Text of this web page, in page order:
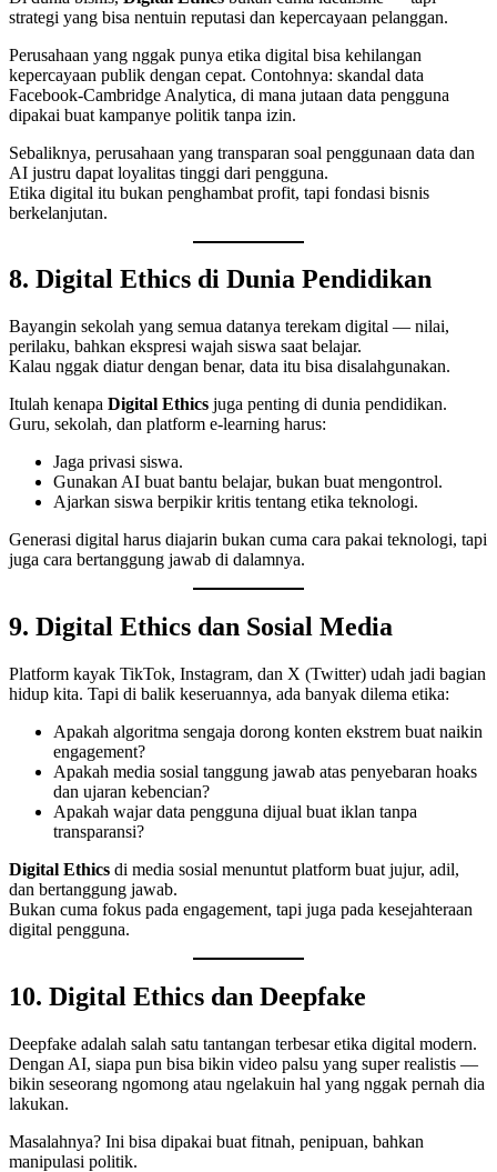
strategi yang bisa nentuin reputasi dan kepercayaan pelanggan.
Perusahaan yang nggak punya etika digital bisa kehilangan
kepercayaan publik dengan cepat. Contohnya: skandal data
Facebook-Cambridge Analytica, di mana jutaan data pengguna
dipakai buat kampanye politik tanpa izin.
Sebaliknya, perusahaan yang transparan soal penggunaan data dan
AI justru dapat loyalitas tinggi dari pengguna.
Etika digital itu bukan penghambat profit, tapi fondasi bisnis
berkelanjutan.
8. Digital Ethics di Dunia Pendidikan
Bayangin sekolah yang semua datanya terekam digital — nilai,
perilaku, bahkan ekspresi wajah siswa saat belajar.
Kalau nggak diatur dengan benar, data itu bisa disalahgunakan.
Itulah kenapa Digital Ethics juga penting di dunia pendidikan.
Guru, sekolah, dan platform e-learning harus:
Jaga privasi siswa.
Gunakan AI buat bantu belajar, bukan buat mengontrol.
Ajarkan siswa berpikir kritis tentang etika teknologi.
Generasi digital harus diajarin bukan cuma cara pakai teknologi, tapi
juga cara bertanggung jawab di dalamnya.
9. Digital Ethics dan Sosial Media
Platform kayak TikTok, Instagram, dan X (Twitter) udah jadi bagian
hidup kita. Tapi di balik keseruannya, ada banyak dilema etika:
Apakah algoritma sengaja dorong konten ekstrem buat naikin
engagement?
Apakah media sosial tanggung jawab atas penyebaran hoaks
dan ujaran kebencian?
Apakah wajar data pengguna dijual buat iklan tanpa
transparansi?
Digital Ethics di media sosial menuntut platform buat jujur, adil,
dan bertanggung jawab.
Bukan cuma fokus pada engagement, tapi juga pada kesejahteraan
digital pengguna.
10. Digital Ethics dan Deepfake
Deepfake adalah salah satu tantangan terbesar etika digital modern.
Dengan AI, siapa pun bisa bikin video palsu yang super realistis —
bikin seseorang ngomong atau ngelakuin hal yang nggak pernah dia
lakukan.
Masalahnya? Ini bisa dipakai buat fitnah, penipuan, bahkan
manipulasi politik.